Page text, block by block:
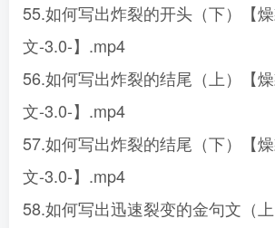
55.如何写出炸裂的开头（下）【
文-3.0-】.mp4
56.如何写出炸裂的结尾（上）【
文-3.0-】.mp4
57.如何写出炸裂的结尾（下）【
文-3.0-】.mp4
58.如何写出迅速裂变的金句文（